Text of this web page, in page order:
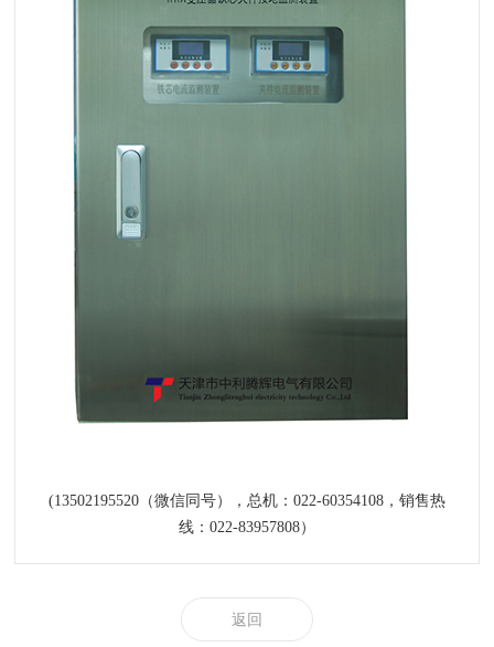
(13502195520（微信同号），总机：022-60354108，销售热
线：022-83957808）
返回